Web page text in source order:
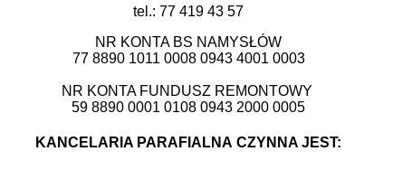
tel.: 77 419 43 57
NR KONTA BS NAMYSŁÓW
77 8890 1011 0008 0943 4001 0003
NR KONTA FUNDUSZ REMONTOWY
59 8890 0001 0108 0943 2000 0005
KANCELARIA PARAFIALNA CZYNNA JEST: